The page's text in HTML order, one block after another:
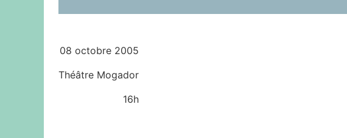
08 octobre 2005
Théâtre Mogador
16h